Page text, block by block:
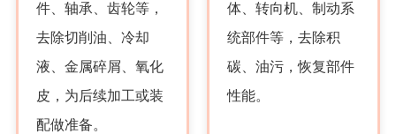
件、轴承、齿轮等，
去除切削油、冷却
液、金属碎屑、氧化
皮，为后续加工或装
配做准备。
体、转向机、制动系
统部件等，去除积
碳、油污，恢复部件
性能。